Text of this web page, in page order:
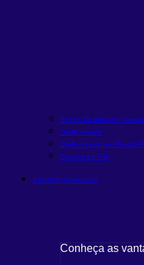
Ebook Da Meta Ao
Onde investir
Onde investir em Renda
Carteira de FIIs
Planilhas financeiras
Conheça as